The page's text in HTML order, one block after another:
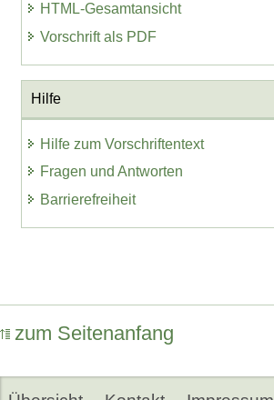
HTML-Gesamtansicht
Vorschrift als PDF
Hilfe
Hilfe zum Vorschriftentext
Fragen und Antworten
Barrierefreiheit
zum Seitenanfang